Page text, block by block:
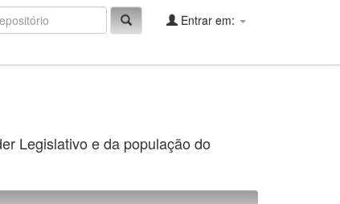
Entrar em:
Legislativo e da população do